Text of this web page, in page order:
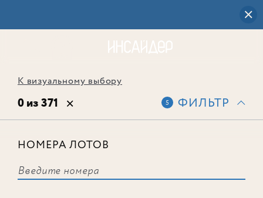
К визуальному выбору
0 из 371 5 ФИЛЬТР
НОМЕРА ЛОТОВ
соответствует ни одного лота